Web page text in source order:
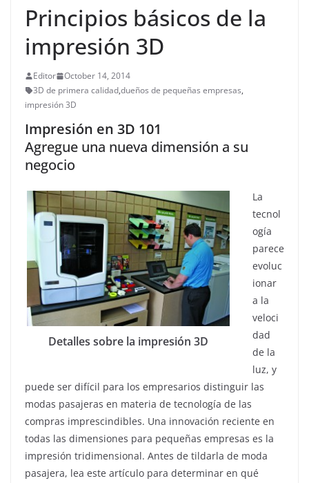
Principios básicos de la
impresión 3D
Editor
October 14, 2014
3D de primera calidad,dueños de pequeñas empresas,
impresión 3D
Impresión en 3D 101
Agregue una nueva dimensión a su
negocio
Detalles sobre la impresión 3D
La
tecnol
ogía
parece
evoluc
ionar
a la
veloci
dad
de la
luz, y
puede ser difícil para los empresarios distinguir las
modas pasajeras en materia de tecnología de las
compras imprescindibles. Una innovación reciente en
todas las dimensiones para pequeñas empresas es la
impresión tridimensional. Antes de tildarla de moda
pasajera, lea este artículo para determinar en qué